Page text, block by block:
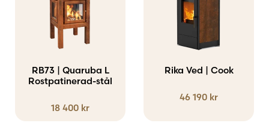
RB73 | Quaruba L
Rostpatinerad-stål
18 400 kr
Rika Ved | Cook
46 190 kr
produkten
flera
varianter.